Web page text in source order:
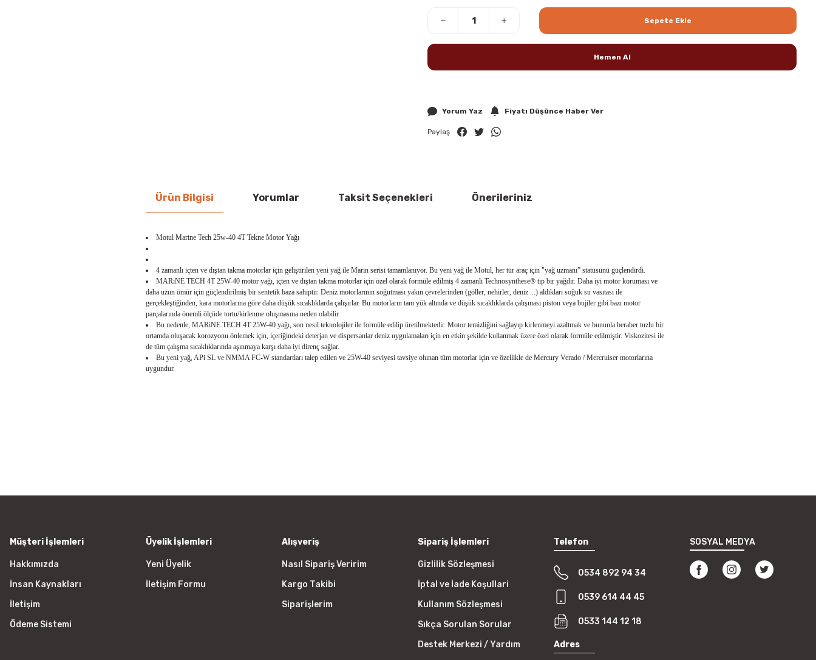
Sepete Ekle
Hemen Al
Yorum Yaz Fiyatı Düşünce Haber Ver
Paylaş
Ürün Bilgisi Yorumlar Taksit Seçenekleri Önerileriniz
Motul Marine Tech 25w-40 4T Tekne Motor Yağı
4 zamanlı içten ve dıştan takma motorlar için geliştirilen yeni yağ ile Marin serisi tamamlanıyor. Bu yeni yağ ile Motul, her tür araç için "yağ uzmanı” statüsünü güçlendirdi.
MARiNE TECH 4T 25W-40 motor yağı, içten ve dıştan takma motorlar için özel olarak formüle edilmiş 4 zamanlı Technosynthese® tip bir yağdır. Daha iyi motor koruması ve
daha uzun ömür için güçlendirilmiş bir sentetik baza sahiptir. Deniz motorlarının soğutması yakın çevrelerinden (göller, nehirler, deniz ...) aldıkları soğuk su vasıtası ile
gerçekleştiğinden, kara motorlarına göre daha düşük sıcaklıklarda çalışırlar. Bu motorların tam yük altında ve düşük sıcaklıklarda çalışması piston veya bujiler gibi bazı motor
parçalarında önemli ölçüde tortu/kirlenme oluşmasına neden olabilir.
Bu nedenle, MARiNE TECH 4T 25W-40 yağı, son nesil teknolojiler ile formüle edilip üretilmektedir. Motor temizliğini sağlayıp kirlenmeyi azaltmak ve bununla beraber tuzlu bir
ortamda oluşacak korozyonu önlemek için, içeriğindeki deterjan ve dispersanlar deniz uygulamaları için en etkin şekilde kullanmak üzere özel olarak formüle edilmiştir. Viskozitesi ile
de tüm çalışma sıcaklıklarında aşınmaya karşı daha iyi direnç sağlar.
Bu yeni yağ, APi SL ve NMMA FC-W standartları talep edilen ve 25W-40 seviyesi tavsiye olunan tüm motorlar için ve özellikle de Mercury Verado / Mercruiser motorlarına
uygundur.
Gönder
Müşteri İşlemleri
Hakkımızda
İnsan Kaynakları
İletişim
Ödeme Sistemi
Üyelik İşlemleri
Yeni Üyelik
İletişim Formu
Alışveriş
Nasıl Sipariş Veririm
Kargo Takibi
Siparişlerim
Sipariş İşlemleri
Gizlilik Sözleşmesi
İptal ve İade Koşullari
Kullanım Sözleşmesi
Sıkça Sorulan Sorular
Destek Merkezi / Yardım
Telefon
0534 892 94 34
0539 614 44 45
0533 144 12 18
SOSYAL MEDYA
Adres